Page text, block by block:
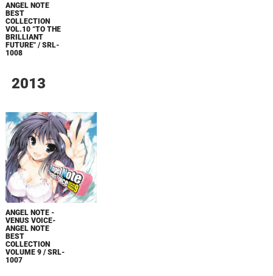
ANGEL NOTE
BEST
COLLECTION
VOL.10 “TO THE
BRILLIANT
FUTURE" / SRL-
1008
2013
ANGEL NOTE -
VENUS VOICE-
ANGEL NOTE
BEST
COLLECTION
VOLUME 9 / SRL-
1007